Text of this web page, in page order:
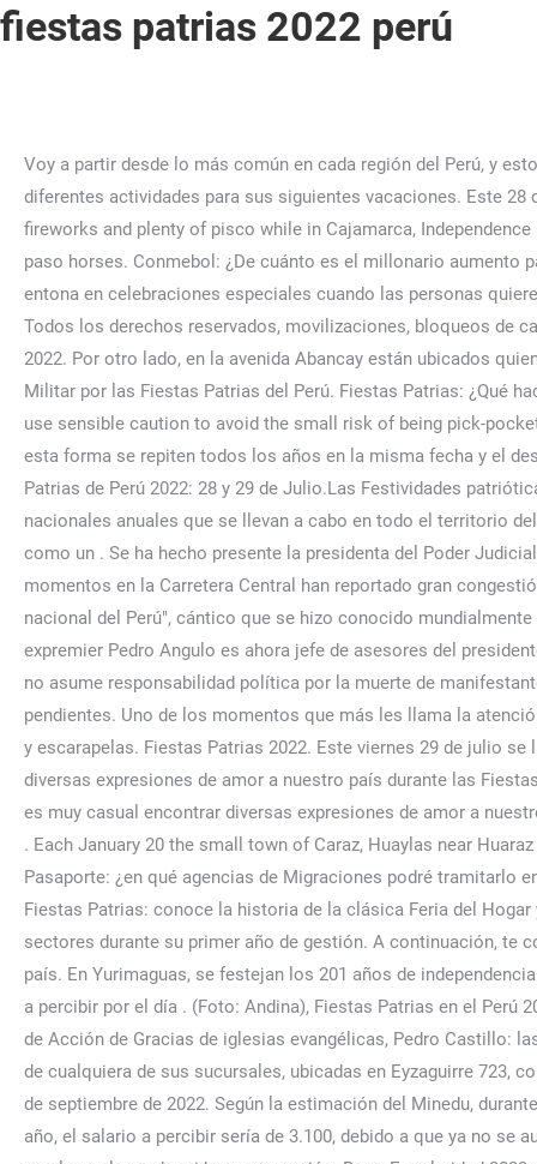
fiestas patrias 2022 perú
Voy a partir desde lo más común en cada región del Perú, y estoy hablando de los Ríos. Según una encuesta realizada por Marriott International, el 29% optaría por ciudades que ofrecen diferentes actividades para sus siguientes vacaciones. Este 28 de julio se celebraron los 201 años de la independencia del Perú. In Cusco, foreign and national tourists enjoy street parties, fireworks and plenty of pisco while in Cajamarca, Independence Day coincides with a major livestock and agricultural fair with cockfighting, bull running and displays of the fine Peruvian paso horses. Conmebol: ¿De cuánto es el millonario aumento para los clubes en Copa Libertadores y Sudamericana? Bono 550 soles para Sector Público: ¿Cuándo inicia el pago? Se entona en celebraciones especiales cuando las personas quieren agradecer a Dios. 8 / 15. Se van a cansar de buscar las pruebas porque no la van a encontrar", agregó. Grupo El Comercio - Todos los derechos reservados, movilizaciones, bloqueos de carreteras y más, La Gran Parada Militar de este 29 de julio por Fiestas Patrias iniciará a las 10 de la mañana. Published: 03-05-2022. Por otro lado, en la avenida Abancay están ubicados quienes apoyan al mandatario y exhortan el cierre del Congreso. Este viernes 29 de julio se llevará a cabo la Gran Parada y Desfile Militar por las Fiestas Patrias del Perú. Fiestas Patrias: ¿Qué hacer en este feriado largo si te quedas en Lima? ¡Feliz 28 de julio para todos!”. When in a large crowd anywhere in the world, use sensible caution to avoid the small risk of being pick-pocketed and keep your eyes on your valuables. Los días feriados se establecen de acuerdo al Decreto Legislativo N° 7131, de esta forma se repiten todos los años en la misma fecha y el descanso es de carácter obligatorio y aplicable para todos los trabajadores, tanto del sector privado como del público. Fiestas Patrias de Perú 2022: 28 y 29 de Julio.Las Festividades patrióticas por la independencia de la República del Perú de forma simple llamadas Fiestas Patrias de Perú, son las celebraciones nacionales anuales que se llevan a cabo en todo el territorio del Perú para conmemorar la emancipación peruana del Imperio español y el inicio de la formación del país sudamericano como un . Se ha hecho presente la presidenta del Poder Judicial, Elvia Barrios; el alcalde de Lima, Miguel Romero; ministros y congresistas. Ciudadanos que se encuentran en estos momentos en la Carretera Central han reportado gran congestión vehicular desde hace horas. El delantero de la selección peruana se juntó con su mamá para entonar el "segundo himno nacional del Perú", cántico que se hizo conocido mundialmente en Rusia 2018. Banco de la Nación iniciará pago de pensionistas jubilados de la ONP desde este lunes 9 de enero, El expremier Pedro Angulo es ahora jefe de asesores del presidente del Poder Judicial, “Instigaron y no se pudo controlar”: Así justificó el ministro del Interior las muertes en Puno, El gobierno no asume responsabilidad política por la muerte de manifestantes en Puno. También es una fecha perfecta para aprovechar algunos días de descanso y realizar trámites que están pendientes. Uno de los momentos que más les llama la atención del desfile es el paso de los canes de la Policía Canina. Balcones en la Alameda Chabuca Granda adornados con banderas y escarapelas. Fiestas